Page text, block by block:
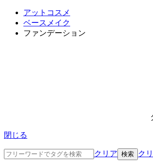
アットコスメ
ベースメイク
ファンデーション
閉じる
クリア ク